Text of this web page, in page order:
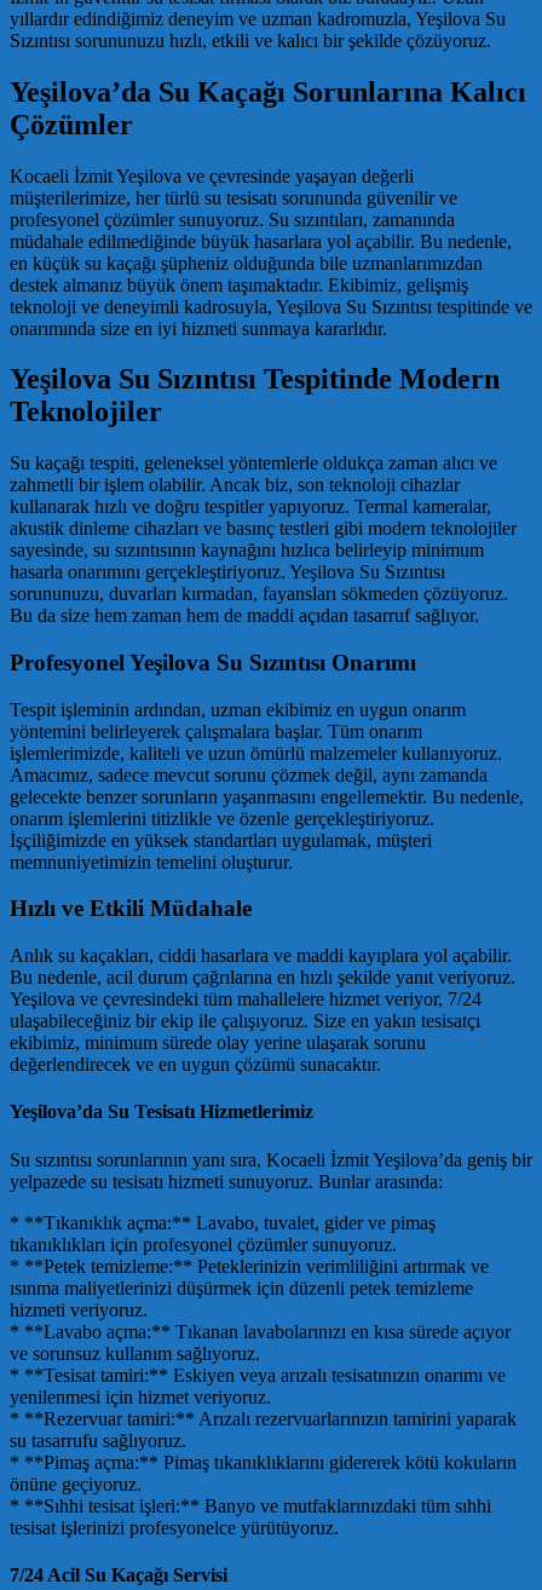
yıllardır edindiğimiz deneyim ve uzman kadromuzla, Yeşilova Su
Sızıntısı sorununuzu hızlı, etkili ve kalıcı bir şekilde çözüyoruz.
Yeşilova’da Su Kaçağı Sorunlarına Kalıcı
Çözümler
Kocaeli İzmit Yeşilova ve çevresinde yaşayan değerli
müşterilerimize, her türlü su tesisatı sorununda güvenilir ve
profesyonel çözümler sunuyoruz. Su sızıntıları, zamanında
müdahale edilmediğinde büyük hasarlara yol açabilir. Bu nedenle,
en küçük su kaçağı şüpheniz olduğunda bile uzmanlarımızdan
destek almanız büyük önem taşımaktadır. Ekibimiz, gelişmiş
teknoloji ve deneyimli kadrosuyla, Yeşilova Su Sızıntısı tespitinde ve
onarımında size en iyi hizmeti sunmaya kararlıdır.
Yeşilova Su Sızıntısı Tespitinde Modern
Teknolojiler
Su kaçağı tespiti, geleneksel yöntemlerle oldukça zaman alıcı ve
zahmetli bir işlem olabilir. Ancak biz, son teknoloji cihazlar
kullanarak hızlı ve doğru tespitler yapıyoruz. Termal kameralar,
akustik dinleme cihazları ve basınç testleri gibi modern teknolojiler
sayesinde, su sızıntısının kaynağını hızlıca belirleyip minimum
hasarla onarımını gerçekleştiriyoruz. Yeşilova Su Sızıntısı
sorununuzu, duvarları kırmadan, fayansları sökmeden çözüyoruz.
Bu da size hem zaman hem de maddi açıdan tasarruf sağlıyor.
Profesyonel Yeşilova Su Sızıntısı Onarımı
Tespit işleminin ardından, uzman ekibimiz en uygun onarım
yöntemini belirleyerek çalışmalara başlar. Tüm onarım
işlemlerimizde, kaliteli ve uzun ömürlü malzemeler kullanıyoruz.
Amacımız, sadece mevcut sorunu çözmek değil, aynı zamanda
gelecekte benzer sorunların yaşanmasını engellemektir. Bu nedenle,
onarım işlemlerini titizlikle ve özenle gerçekleştiriyoruz.
İşçiliğimizde en yüksek standartları uygulamak, müşteri
memnuniyetimizin temelini oluşturur.
Hızlı ve Etkili Müdahale
Anlık su kaçakları, ciddi hasarlara ve maddi kayıplara yol açabilir.
Bu nedenle, acil durum çağrılarına en hızlı şekilde yanıt veriyoruz.
Yeşilova ve çevresindeki tüm mahallelere hizmet veriyor, 7/24
ulaşabileceğiniz bir ekip ile çalışıyoruz. Size en yakın tesisatçı
ekibimiz, minimum sürede olay yerine ulaşarak sorunu
değerlendirecek ve en uygun çözümü sunacaktır.
Yeşilova’da Su Tesisatı Hizmetlerimiz
Su sızıntısı sorunlarının yanı sıra, Kocaeli İzmit Yeşilova’da geniş bir
yelpazede su tesisatı hizmeti sunuyoruz. Bunlar arasında:
* **Tıkanıklık açma:** Lavabo, tuvalet, gider ve pimaş
tıkanıklıkları için profesyonel çözümler sunuyoruz.
* **Petek temizleme:** Peteklerinizin verimliliğini artırmak ve
ısınma maliyetlerinizi düşürmek için düzenli petek temizleme
hizmeti veriyoruz.
* **Lavabo açma:** Tıkanan lavabolarınızı en kısa sürede açıyor
ve sorunsuz kullanım sağlıyoruz.
* **Tesisat tamiri:** Eskiyen veya arızalı tesisatınızın onarımı ve
yenilenmesi için hizmet veriyoruz.
* **Rezervuar tamiri:** Arızalı rezervuarlarınızın tamirini yaparak
su tasarrufu sağlıyoruz.
* **Pimaş açma:** Pimaş tıkanıklıklarını gidererek kötü kokuların
önüne geçiyoruz.
* **Sıhhi tesisat işleri:** Banyo ve mutfaklarınızdaki tüm sıhhi
tesisat işlerinizi profesyonelce yürütüyoruz.
7/24 Acil Su Kaçağı Servisi